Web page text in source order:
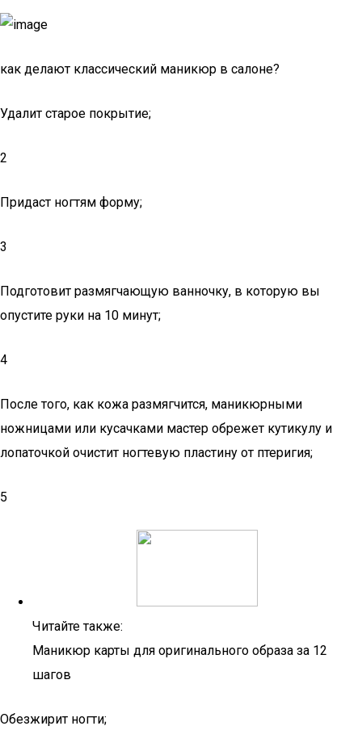
как делают классический маникюр в салоне?
Удалит старое покрытие;
2
Придаст ногтям форму;
3
Подготовит размягчающую ванночку, в которую вы
опустите руки на 10 минут;
4
После того, как кожа размягчится, маникюрными
ножницами или кусачками мастер обрежет кутикулу и
лопаточкой очистит ногтевую пластину от птеригия;
5
Читайте также:
Маникюр карты для оригинального образа за 12
шагов
Обезжирит ногти;